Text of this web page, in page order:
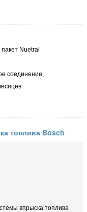
Nuetral
соединение,
топлива Bosch
впрыска топлива